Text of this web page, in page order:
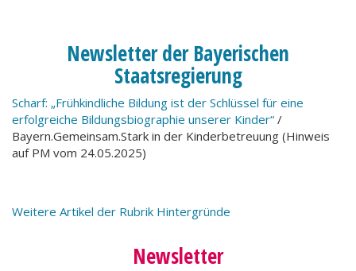
Newsletter der Bayerischen
Staatsregierung
Scharf: „Frühkindliche Bildung ist der Schlüssel für eine
erfolgreiche Bildungsbiographie unserer Kinder“ /
Bayern.Gemeinsam.Stark in der Kinderbetreuung (Hinweis
auf PM vom 24.05.2025)
Weitere Artikel der Rubrik Hintergründe
Newsletter